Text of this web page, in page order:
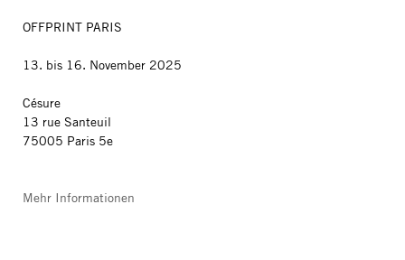
OFFPRINT PARIS
13. bis 16. November 2025
Césure
13 rue Santeuil
75005 Paris 5e
Mehr Informationen